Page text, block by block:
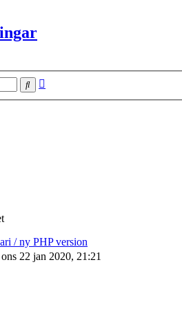
Sök
/ ny PHP version
ons 22 jan 2020, 21:21